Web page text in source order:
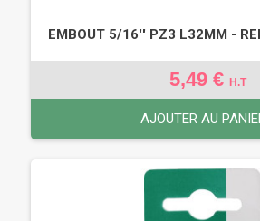
EMBOUT 5/16'' PZ3 L32MM -
5,49 € H.T
AJOUTER AU